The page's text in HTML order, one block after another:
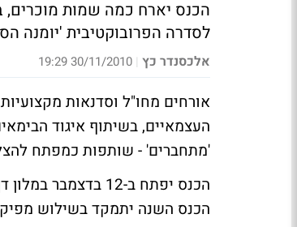
הכנס יארח כמה שמות מוכרים,
לסדרה הפרובוקטיבית 'יומנה
אלכסנדר כץ |
30/11/2010 19:29
אורחים מחו"ל וסדנאות
'מתחברים' - שותפות כמפתח
הכנס יפתח ב-12
הכנס השנה יתמקד בשילוש